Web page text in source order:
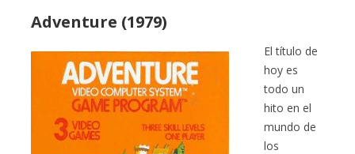
Adventure (1979)
El título de
hoy es
todo un
hito en el
mundo de
los